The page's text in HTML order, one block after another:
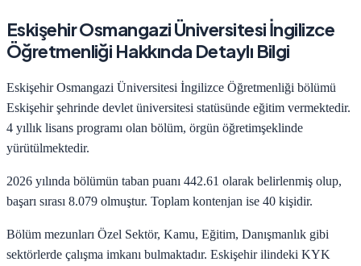
Eskişehir Osmangazi Üniversitesiİngilizce
Öğretmenliği Hakkında Detaylı Bilgi
Eskişehir Osmangazi Üniversitesi İngilizce Öğretmenliği bölümü
Eskişehirşehrinde devlet üniversitesi statüsünde eğitim vermektedir.
4 yıllık lisans programı olan bölüm, örgün öğretimşeklinde
yürütülmektedir.
2026 yılında bölümün taban puanı 442.61 olarak belirlenmiş olup,
başarı sırası 8.079 olmuştur. Toplam kontenjan ise 40 kişidir.
Bölüm mezunları Özel Sektör, Kamu, Eğitim, Danışmanlık gibi
sektörlerde çalışma imkanı bulmaktadır. Eskişehirilindeki KYK